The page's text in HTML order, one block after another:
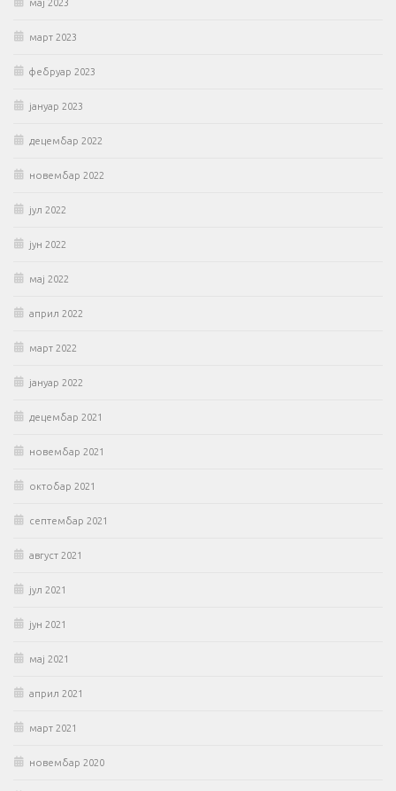
мај 2023
март 2023
фебруар 2023
јануар 2023
децембар 2022
новембар 2022
јул 2022
јун 2022
мај 2022
април 2022
март 2022
јануар 2022
децембар 2021
новембар 2021
октобар 2021
септембар 2021
август 2021
јул 2021
јун 2021
мај 2021
април 2021
март 2021
новембар 2020